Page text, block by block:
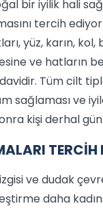
bir iyilik hali
tercih
yüz, karın,
ve hatların
Tüm cilt
sağlaması ve
kişi derhal
TERCİH
ve dudak
daha